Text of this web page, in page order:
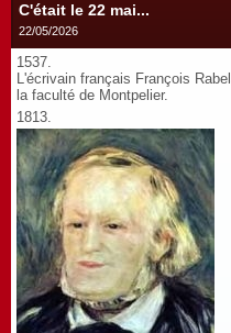
C'était le 22 mai...
22/05/2026
1537.
L'écrivain français François
la faculté de Montpelier.
1813.